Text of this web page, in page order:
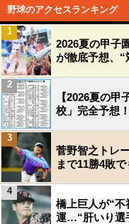
野球のアクセスランキング
2026夏の甲子
が徹底予想、“
1
【2026夏の
校」完全予想
2
菅野智之トレ
まで11勝4敗
3
橋上巨人が“
運…“肝いり選
4